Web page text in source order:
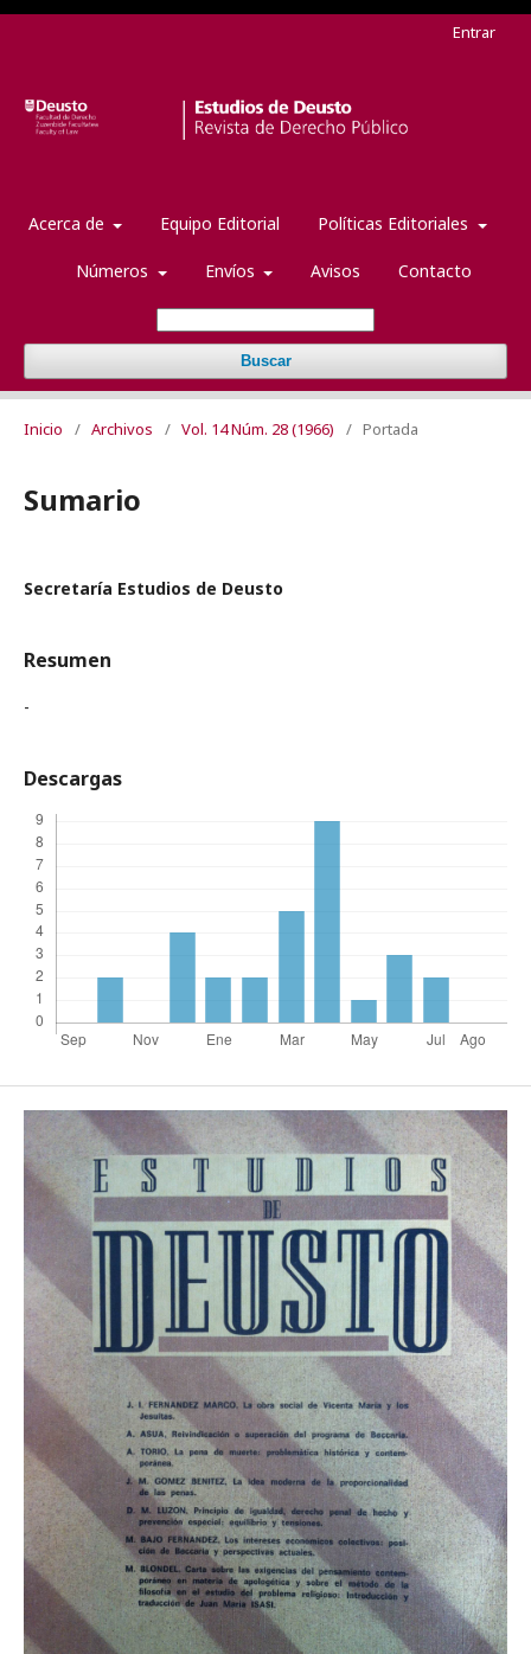
Acerca de Equipo Editorial Políticas Editoriales
Números Envíos Avisos Contacto
Buscar
Entrar
Inicio / Archivos / Vol. 14 Núm. 28 (1966) / Portada
Sumario
Secretaría Estudios de Deusto
Resumen
-
Descargas